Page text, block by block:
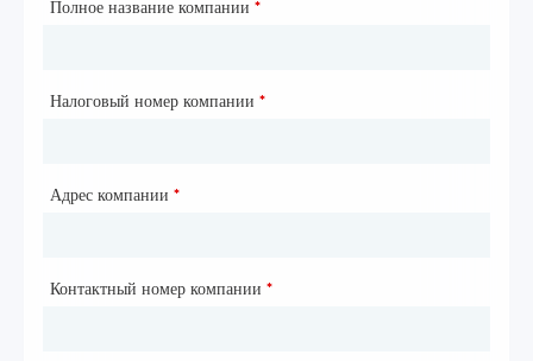
Полное название компании *
Налоговый номер компании *
Адрес компании *
Контактный номер компании *